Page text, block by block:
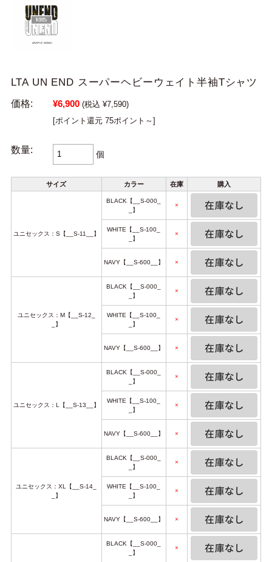
LTA UN END スーパーヘビーウェイト半袖Tシャツ
価格: ¥6,900 (税込 ¥7,590)
[ポイント還元 75ポイント～]
数量: 個
サイズ カラー 在庫 購入
ユニセックス：S【__S-11__】
BLACK【__S-000_
_】
×
WHITE【__S-100_
_】
×
NAVY【__S-600__】 ×
ユニセックス：M【__S-12_
_】
BLACK【__S-000_
_】
×
WHITE【__S-100_
_】
×
NAVY【__S-600__】 ×
ユニセックス：L【__S-13__】
BLACK【__S-000_
_】
×
WHITE【__S-100_
_】
×
NAVY【__S-600__】 ×
ユニセックス：XL【__S-14_
_】
BLACK【__S-000_
_】
×
WHITE【__S-100_
_】
×
NAVY【__S-600__】 ×
BLACK【__S-000_
_】
×